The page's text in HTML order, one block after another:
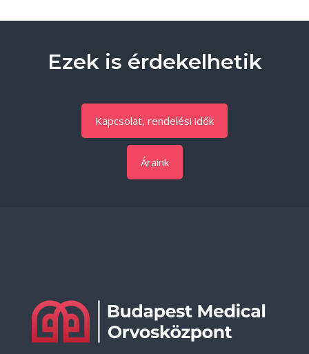
Ezek is érdekelhetik
Kapcsolat, rendelési idők
Áraink